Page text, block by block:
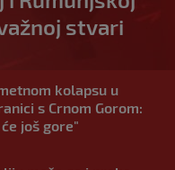
stvari
kolapsu u
s Crnom Gorom:
još gore"